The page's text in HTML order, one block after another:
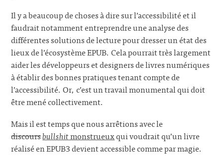
Il y a beaucoup de choses à dire sur l’accessibilité et il
faudrait notamment entreprendre une analyse des
différentes solutions de lecture pour dresser un état des
lieux de l’écosystème EPUB. Cela pourrait très largement
aider les développeurs et designers de livres numériques
à établir des bonnes pratiques tenant compte de
l’accessibilité. Or, c’est un travail monumental qui doit
être mené collectivement.
Mais il est temps que nous arrêtions avec le
discoursbullshitmonstrueuxqui voudrait qu’un livre
réalisé en EPUB3 devient accessible comme par magie.